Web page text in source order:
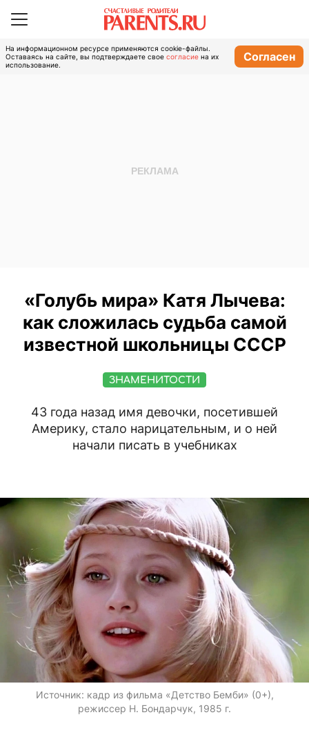
На информационном ресурсе применяются cookie-файлы.
Оставаясь на сайте, вы подтверждаете свое согласие на их
использование.
Согласен
«Голубь мира» Катя Лычева:
как сложилась судьба самой
известной школьницы СССР
ЗНАМЕНИТОСТИ
43 года назад имя девочки, посетившей
Америку, стало нарицательным, и о ней
начали писать в учебниках
Источник: кадр из фильма «Детство Бемби» (0+),
режиссер Н. Бондарчук, 1985 г.